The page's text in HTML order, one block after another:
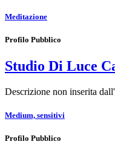
Meditazione
Profilo Pubblico
Studio Di Luce
Descrizione non inserita
Medium, sensitivi
Profilo Pubblico